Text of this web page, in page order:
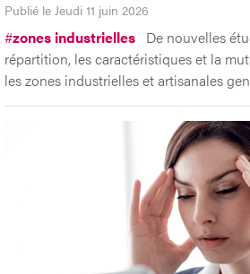
Publié le Jeudi 11 juin 2026
#zones industrielles De nouvelles
répartition, les caractéristiques et la
les zones industrielles et artisanales